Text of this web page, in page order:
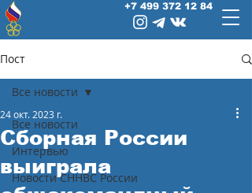
+7 499 372 12 84
Пост
Все новости
Интервью
Новости СННВС России
Все новости
Сборная России
выиграла
24 окт. 2023 г.